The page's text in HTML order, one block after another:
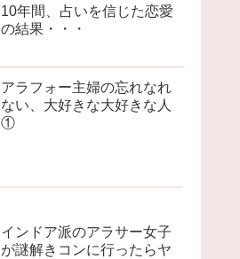
10年間、占いを信じた恋愛
の結果・・・
アラフォー主婦の忘れなれ
ない、大好きな大好きな人
①
インドア派のアラサー女子
が謎解きコンに行ったらヤ